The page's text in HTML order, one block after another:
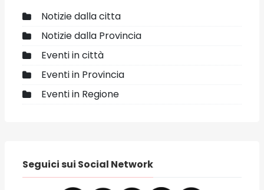
Notizie dalla citta
Notizie dalla Provincia
Eventi in città
Eventi in Provincia
Eventi in Regione
Seguici sui Social Network